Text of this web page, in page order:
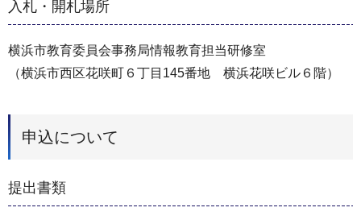
入札・開札場所
横浜市教育委員会事務局情報教育担当研修室
（横浜市西区花咲町６丁目145番地 横浜花咲ビル６階）
申込について
提出書類